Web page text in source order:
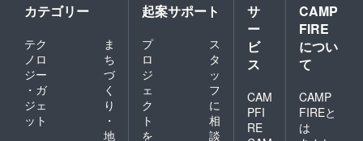
カテゴリー
テク
ノロ
ジー
・ガ
ジェ
ット
ま
ち
づ
く
り
・
地
起案サポート
プ
ロ
ジ
ェ
ク
ト
を
ス
タ
ッ
フ
に
相
談
サ
ー
ビ
ス
CAM
PFI
RE
CAMP
FIRE
につい
て
CAMP
FIREと
は